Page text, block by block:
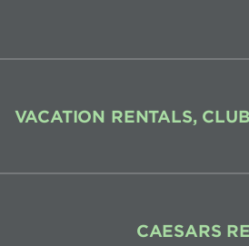
VACATION RENTALS,
CAESARS